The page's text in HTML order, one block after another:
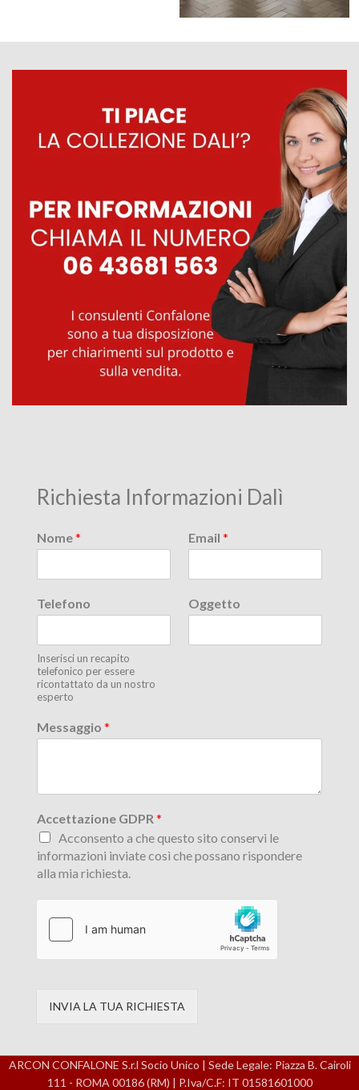
Richiesta Informazioni Dalì
Nome* Email *
Telefono
Inserisci un recapito
telefonico per essere
ricontattato da un nostro
esperto
Oggetto
Messaggio *
Accettazione GDPR *
Acconsento a che questo sito conservi le
informazioni inviate così che possano rispondere
alla mia richiesta.
INVIA LA TUA RICHIESTA
ARCON CONFALONE S.r.l Socio Unico | Sede Legale: Piazza B. Cairoli
111 - ROMA 00186 (RM) | P.Iva/C.F: IT 01581601000